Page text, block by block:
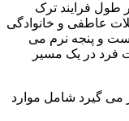
طول فرایند ترک
عاطفی و خانوادگی
و پنجه نرم می
فرد در یک مسیر
می گیرد شامل موارد